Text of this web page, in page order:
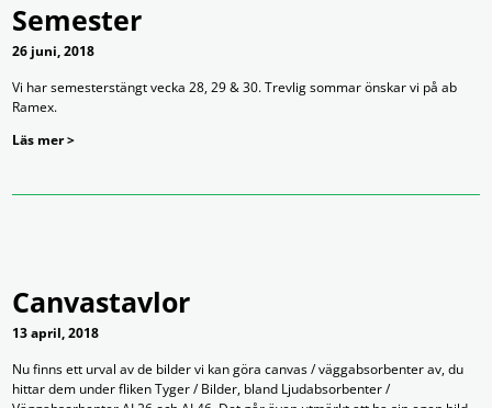
Semester
26 juni, 2018
Vi har semesterstängt vecka 28, 29 & 30. Trevlig sommar önskar vi på ab
Ramex.
Läs mer >
Canvastavlor
13 april, 2018
Nu finns ett urval av de bilder vi kan göra canvas / väggabsorbenter av, du
hittar dem under fliken Tyger / Bilder, bland Ljudabsorbenter /